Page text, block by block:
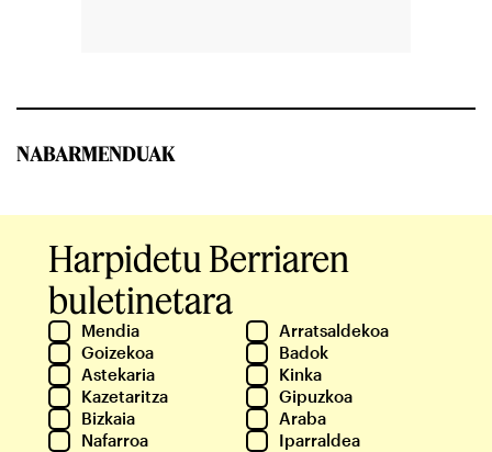
NABARMENDUAK
Harpidetu Berriaren
buletinetara
Mendia
Arratsaldekoa
Goizekoa
Badok
Astekaria
Kinka
Kazetaritza
Gipuzkoa
Bizkaia
Araba
Nafarroa
Iparraldea